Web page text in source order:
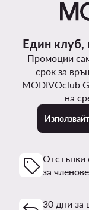
Един клуб,
Промоции
срок за
MODIVOclub
на
Отстъпки
за
30 дни за